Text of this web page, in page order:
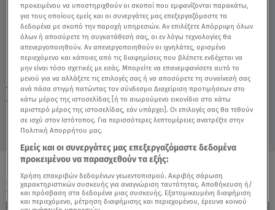
Δευτέρα 10 Αυγούστου 2026
25.07.24, 13:59 ΖΩΔΙΑ
ΟΛΑ ΤΑ ΒΙΝΤΕΟ
προκειμένου να υποστηριχθούν οι σκοποί που εμφανίζονται παρακάτω,
για τους οποίους εμείς και οι συνεργάτες μας επεξεργαζόμαστε τα
δεδομένα με σκοπό την παροχή υπηρεσιών. Αν επιλέξετε Απόρριψη όλων
όλων ή αποσύρετε τη συγκατάθεσή σας, οι εν λόγω τεχνολογίες θα
απενεργοποιηθούν. Αν απενεργοποιηθούν οι ιχνηλάτες, ορισμένο
περιεχόμενο και κάποιες από τις διαφημίσεις που βλέπετε ενδέχεται να
μην είναι τόσο σχετικές με εσάς. Μπορείτε να επανεμφανίσετε αυτό το
μενού για να αλλάξετε τις επιλογές σας ή να αποσύρετε τη συναίνεσή σας
ανά πάσα στιγμή πατώντας τον σύνδεσμο Διαχείριση προτιμήσεων στο
κάτω μέρος της ιστοσελίδας [ή το αιωρούμενο εικονίδιο στο κάτω
αριστερό μέρος της ιστοσελίδας, εάν υπάρχει]. Οι επιλογές σας θα τεθούν
σε ισχύ στον Ιστότοπος. Για περισσότερες λεπτομέρειες ανατρέξτε στην
Πολιτική Απορρήτου μας.
Εμείς και οι συνεργάτες μας επεξεργαζόμαστε δεδομένα
προκειμένου να παρασχεθούν τα εξής:
Χρήση επακριβών δεδομένων γεωεντοπισμού. Ακριβής σάρωση
χαρακτηριστικών συσκευής για αναγνώριση ταυτότητας. Αποθήκευση ή/
και πρόσβαση στα δεδομένα μιας συσκευής. Εξατομικευμένη διαφήμιση
και περιεχόμενο, μέτρηση διαφήμισης και περιεχομένου, έρευνα κοινού